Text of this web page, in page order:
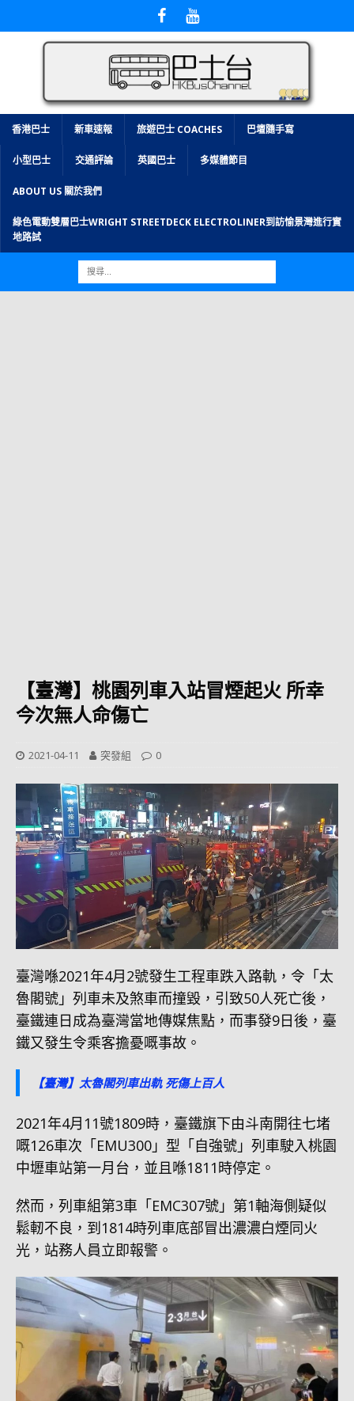
香港巴士 新車速報 旅遊巴士 COACHES 巴壇隨手寫
小型巴士 交通評論 英國巴士 多媒體節目
ABOUT US 關於我們
綠色電動雙層巴士WRIGHT STREETDECK ELECTROLINER到訪愉景灣進行實
地路試
【臺灣】桃園列車入站冒煙起火 所幸
今次無人命傷亡
2021-04-11 突發組 0
臺灣喺2021年4月2號發生工程車跌入路軌，令「太
魯閣號」列車未及煞車而撞毀，引致50人死亡後，
臺鐵連日成為臺灣當地傳媒焦點，而事發9日後，臺
鐵又發生令乘客擔憂嘅事故。
【臺灣】太魯閣列車出軌 死傷上百人
2021年4月11號1809時，臺鐵旗下由斗南開往七堵
嘅126車次「EMU300」型「自強號」列車駛入桃園
中壢車站第一月台，並且喺1811時停定。
然而，列車組第3車「EMC307號」第1軸海側疑似
鬆軔不良，到1814時列車底部冒出濃濃白煙同火
光，站務人員立即報警。